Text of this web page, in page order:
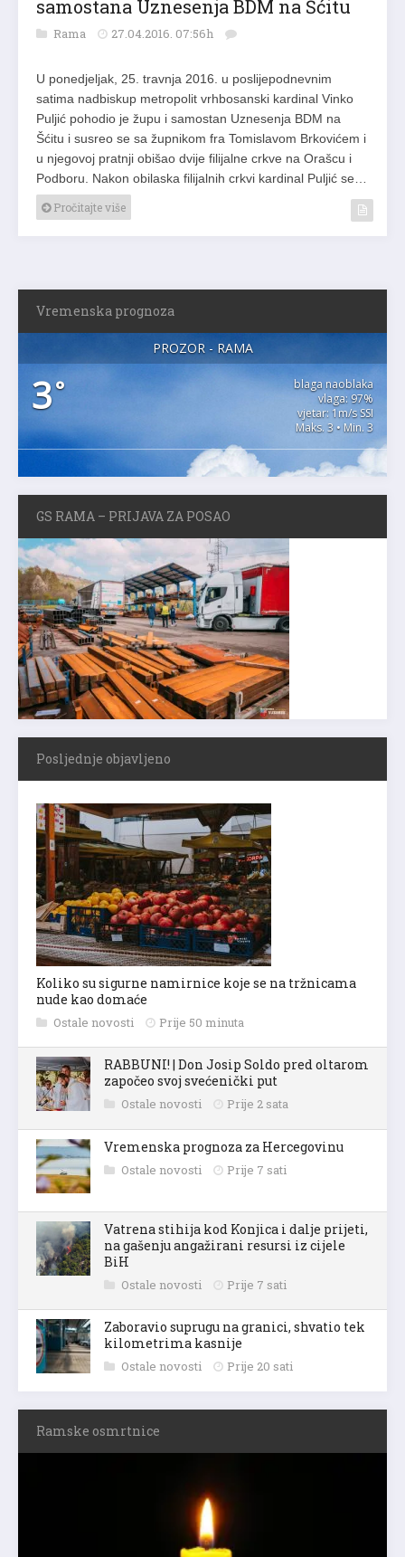
samostana Uznesenja BDM na Šćitu
Rama 27.04.2016. 07:56h
U ponedjeljak, 25. travnja 2016. u poslijepodnevnim
satima nadbiskup metropolit vrhbosanski kardinal Vinko
Puljić pohodio je župu i samostan Uznesenja BDM na
Šćitu i susreo se sa župnikom fra Tomislavom Brkovićem i
u njegovoj pratnji obišao dvije filijalne crkve na Orašcu i
Podboru. Nakon obilaska filijalnih crkvi kardinal Puljić se…
Pročitajte više
Vremenska prognoza
PROZOR - RAMA
3°
blaga naoblaka
vlaga: 97%
vjetar: 1m/s SSI
Maks. 3 • Min. 3
GS RAMA – PRIJAVA ZA POSAO
Posljednje objavljeno
Koliko su sigurne namirnice koje se na tržnicama
nude kao domaće
Ostale novosti Prije 50 minuta
RABBUNI! | Don Josip Soldo pred oltarom
započeo svoj svećenički put
Ostale novosti Prije 2 sata
Vremenska prognoza za Hercegovinu
Ostale novosti Prije 7 sati
Vatrena stihija kod Konjica i dalje prijeti,
na gašenju angažirani resursi iz cijele
BiH
Ostale novosti Prije 7 sati
Zaboravio suprugu na granici, shvatio tek
kilometrima kasnije
Ostale novosti Prije 20 sati
Ramske osmrtnice